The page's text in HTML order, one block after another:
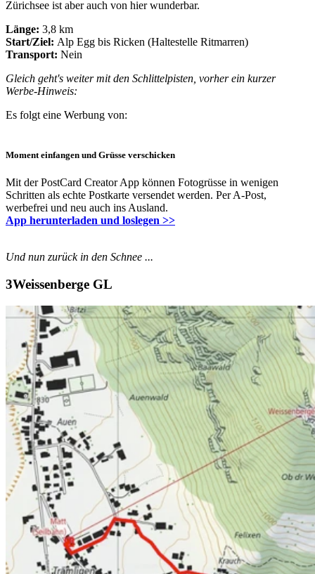
Zürichsee ist aber auch von hier wunderbar.
Länge: 3,8 km
Start/Ziel: Alp Egg bis Ricken (Haltestelle Ritmarren)
Transport: Nein​
Gleich geht's weiter mit den Schlittelpisten, vorher ein kurzer
Werbe-Hinweis:
Es folgt eine Werbung von:
Moment einfangen und Grüsse verschicken
Mit der PostCard Creator App können Fotogrüsse in wenigen
Schritten als echte Postkarte versendet werden. Per A-Post,
werbefrei und neu auch ins Ausland.
App herunterladen und loslegen >>
Und nun zurück in den Schnee ...
Weissenberge GL